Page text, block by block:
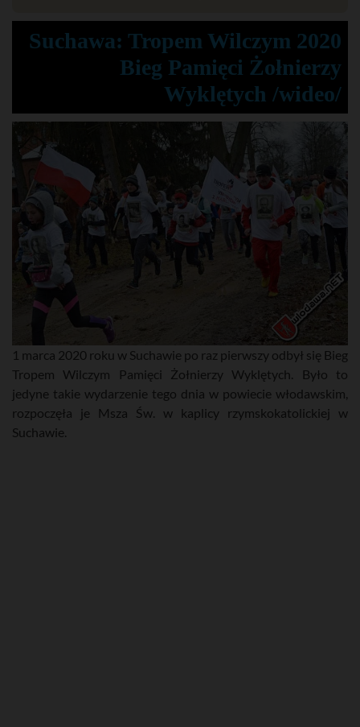
Suchawa: Tropem Wilczym 2020
Bieg Pamięci Żołnierzy
Wyklętych /wideo/
1 marca 2020 roku w Suchawie po raz pierwszy odbył się Bieg
Tropem Wilczym Pamięci Żołnierzy Wyklętych. Było to
jedyne takie wydarzenie tego dnia w powiecie włodawskim,
rozpoczęła je Msza Św. w kaplicy rzymskokatolickiej w
Suchawie.